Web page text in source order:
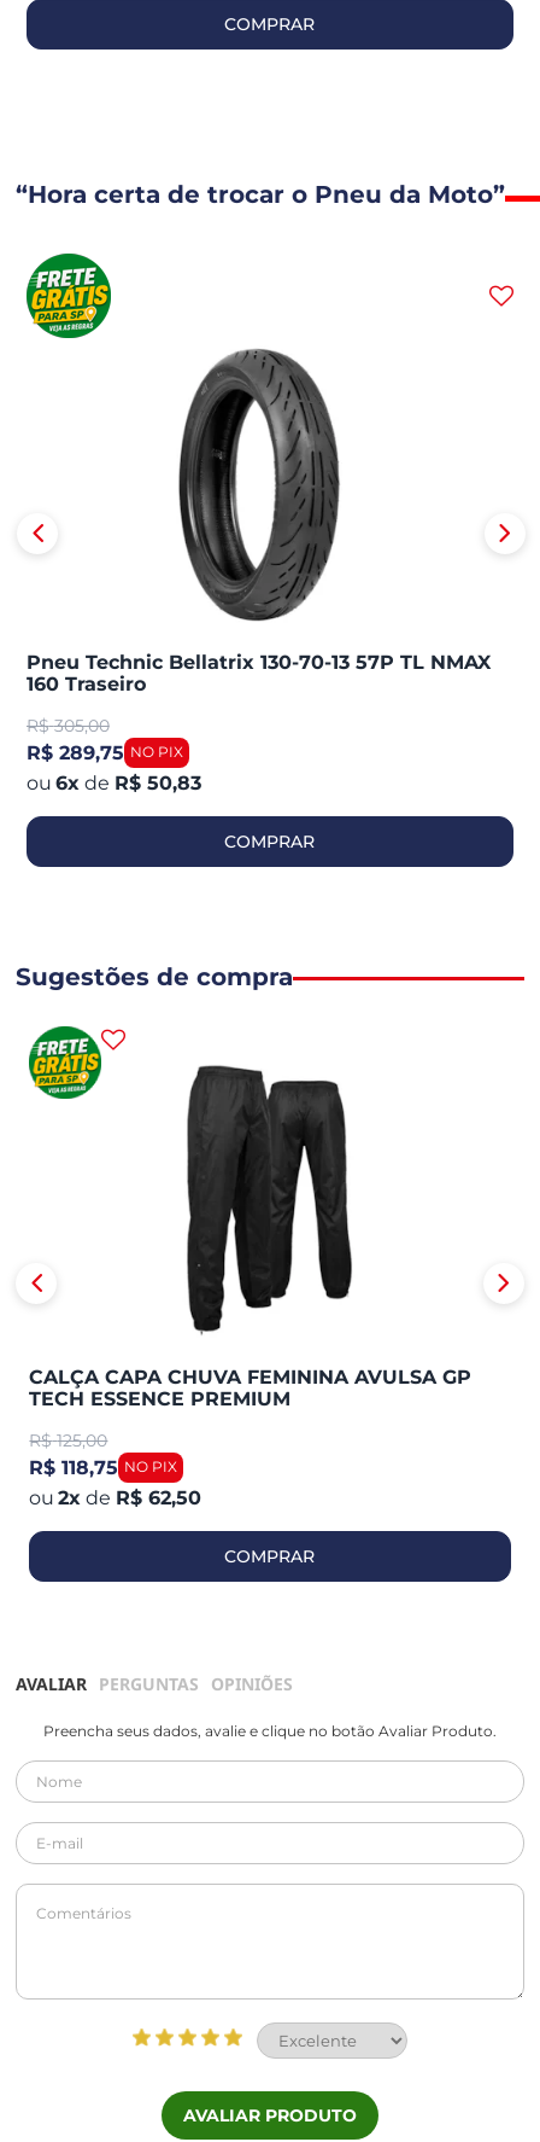
COMPRAR
“Hora certa de trocar o Pneu da Moto”
Pneu Technic Bellatrix 130-70-13 57P TL NMAX
160 Traseiro
R$ 305,00
R$ 289,75
6x de R$ 50,83
COMPRAR
Sugestões de compra
CALÇA CAPA CHUVA FEMININA AVULSA GP
TECH ESSENCE PREMIUM
R$ 125,00
R$ 118,75
2x de R$ 62,50
COMPRAR
AVALIAR PERGUNTAS OPINIÕES
Preencha seus dados, avalie e clique no botão Avaliar Produto.
AVALIAR PRODUTO